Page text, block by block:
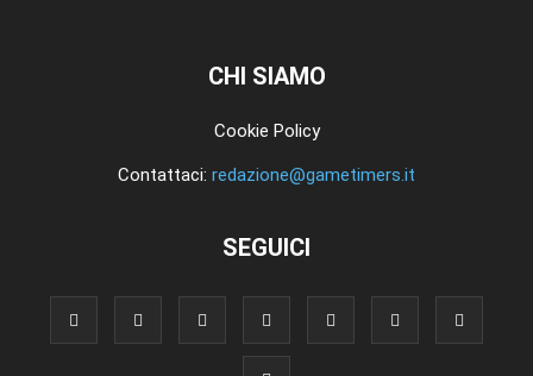
CHI SIAMO
Cookie Policy
Contattaci: redazione@gametimers.it
SEGUICI